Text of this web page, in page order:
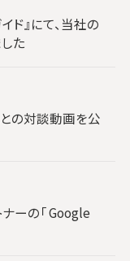
ド』にて、当社の
た
の対談動画を公
ーの「 Google